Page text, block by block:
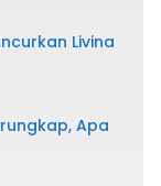
Livina
Apa